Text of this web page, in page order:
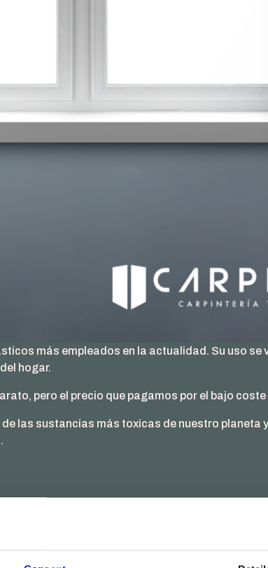
más empleados en la actualidad. Su uso
hogar.
pero el precio que pagamos por el bajo
las sustancias más toxicas de nuestro
de la Salud, existen pruebas